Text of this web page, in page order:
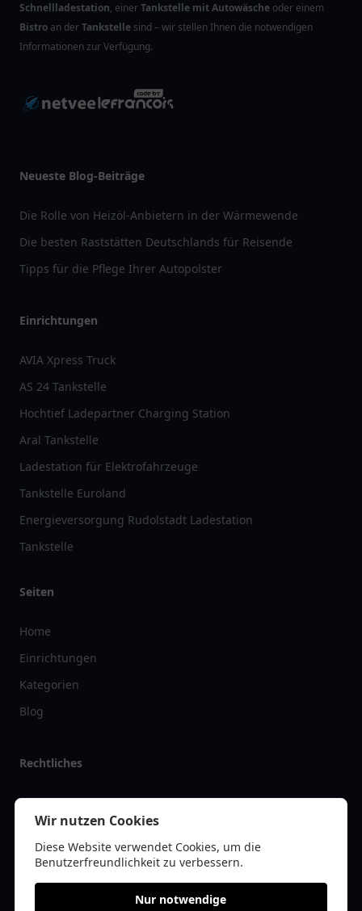
Schnellladestation, einerTankstelle mit Autowäsche oder einem
Bistro an derTankstelle sind – wir stellen Ihnen die notwendigen
Informationen zur Verfügung.
Neueste Blog-Beiträge
Die Rolle von Heizöl-Anbietern in der Wärmewende
Die besten Raststätten Deutschlands für Reisende
Tipps für die Pflege Ihrer Autopolster
Einrichtungen
AVIA Xpress Truck
AS 24 Tankstelle
Hochtief Ladepartner Charging Station
Aral Tankstelle
Ladestation für Elektrofahrzeuge
Tankstelle Euroland
Energieversorgung Rudolstadt Ladestation
Tankstelle
Seiten
Home
Einrichtungen
Kategorien
Blog
Rechtliches
Impressum
Datenschutz
Kontakt
Wir nutzen Cookies
Diese Website verwendet Cookies, um die
Benutzerfreundlichkeit zu verbessern.
Nur notwendige